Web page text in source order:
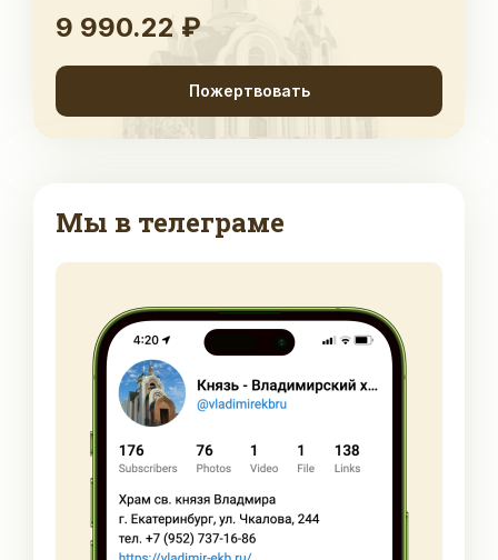
9 990.22 ₽
Пожертвовать
Мы в телеграме